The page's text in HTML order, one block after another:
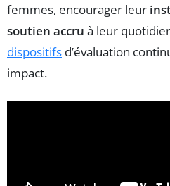
femmes, encourager leur
soutien accru à leur
dispositifs d’évaluation
impact.